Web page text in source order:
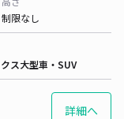
制限なし
ス大型車・SUV
詳細へ